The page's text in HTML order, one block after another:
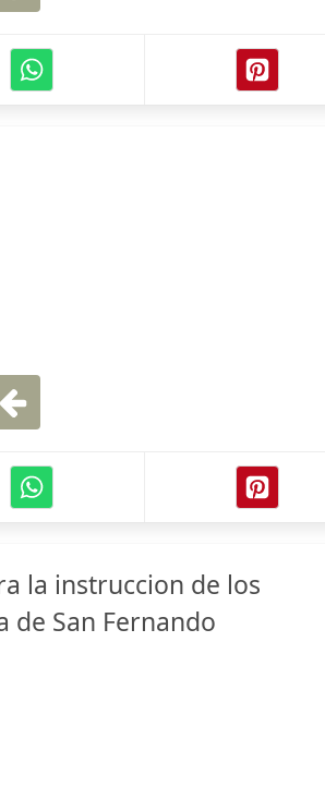
la instruccion de los
de San Fernando